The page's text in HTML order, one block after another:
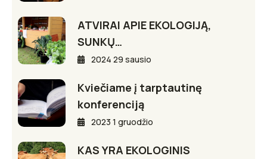
ATVIRAI APIE EKOLOGIJĄ,
SUNKŲ…
2024 29 sausio
Kviečiame į tarptautinę
konferenciją
2023 1 gruodžio
KAS YRA EKOLOGINIS